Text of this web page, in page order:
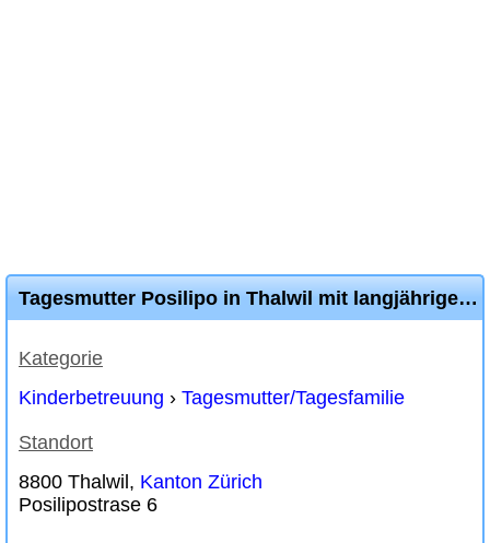
Tagesmutter Posilipo in Thalwil mit langjähriger Erfahrung
Kategorie
Kinderbetreuung › Tagesmutter/Tagesfamilie
Standort
8800 Thalwil, Kanton Zürich
Posilipostrase 6